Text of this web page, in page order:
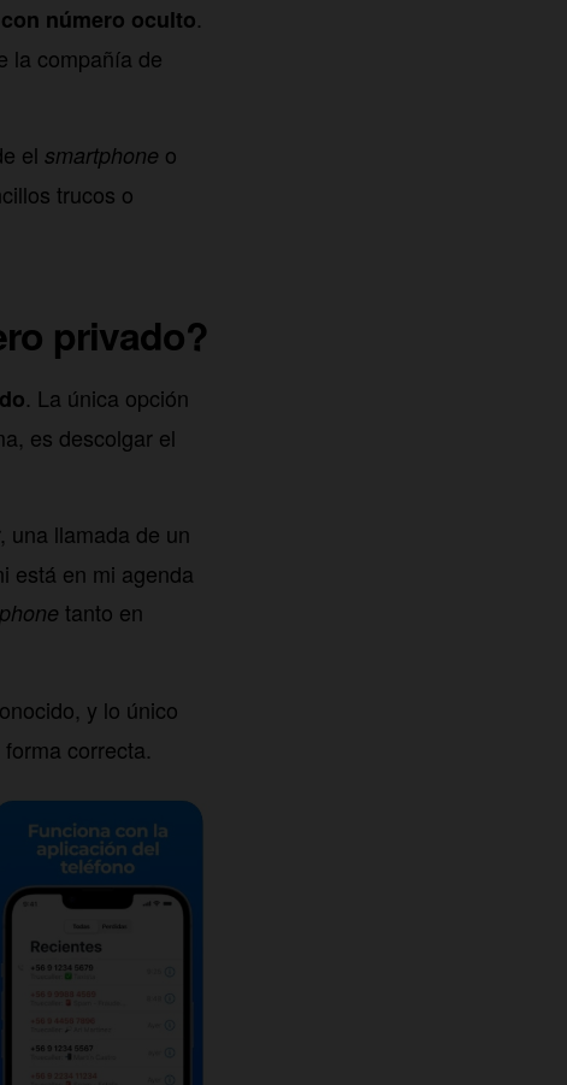
con número oculto.
la compañía de
el smartphone o
trucos o
privado?
. La única opción
es descolgar el
una llamada de un
está en mi agenda
tanto en
y lo único
correcta.